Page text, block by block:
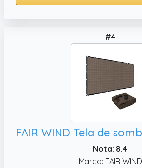
#4
Nota: 8.4
Marca: FAIR WIND